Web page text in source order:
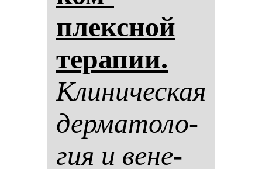
плексной
те­ра­пии.
Кли­ни­чес­кая
дер­ма­то­ло­
гия и ве­не­